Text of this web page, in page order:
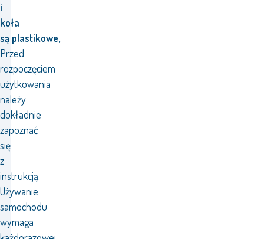
i
koła
są plastikowe,
Przed
rozpoczęciem
użytkowania
należy
dokładnie
zapoznać
się
z
instrukcją.
Używanie
samochodu
wymaga